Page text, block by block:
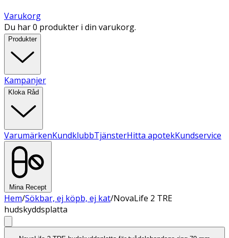
Varukorg
Du har 0 produkter i din varukorg.
Produkter
Kampanjer
Kloka Råd
VarumärkenKundklubbTjänsterHitta apotekKundservice
Mina Recept
Hem/Sökbar, ej köpb, ej kat/NovaLife 2 TRE
hudskyddsplatta